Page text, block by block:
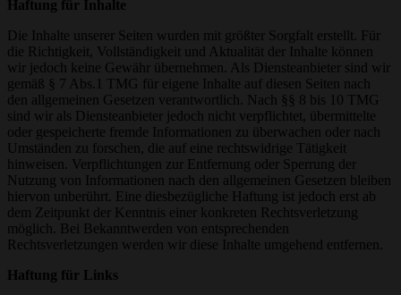
Haftung für Inhalte
Die Inhalte unserer Seiten wurden mit größter Sorgfalt erstellt. Für
die Richtigkeit, Vollständigkeit und Aktualität der Inhalte können
wir jedoch keine Gewähr übernehmen. Als Diensteanbieter sind wir
gemäß § 7 Abs.1 TMG für eigene Inhalte auf diesen Seiten nach
den allgemeinen Gesetzen verantwortlich. Nach §§ 8 bis 10 TMG
sind wir als Diensteanbieter jedoch nicht verpflichtet, übermittelte
oder gespeicherte fremde Informationen zu überwachen oder nach
Umständen zu forschen, die auf eine rechtswidrige Tätigkeit
hinweisen. Verpflichtungen zur Entfernung oder Sperrung der
Nutzung von Informationen nach den allgemeinen Gesetzen bleiben
hiervon unberührt. Eine diesbezügliche Haftung ist jedoch erst ab
dem Zeitpunkt der Kenntnis einer konkreten Rechtsverletzung
möglich. Bei Bekanntwerden von entsprechenden
Rechtsverletzungen werden wir diese Inhalte umgehend entfernen.
Haftung für Links